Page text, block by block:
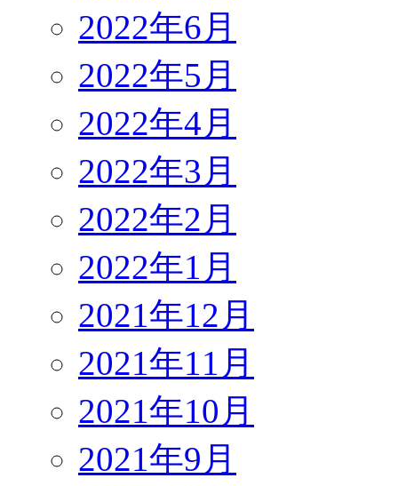
2022年6月
2022年5月
2022年4月
2022年3月
2022年2月
2022年1月
2021年12月
2021年11月
2021年10月
2021年9月